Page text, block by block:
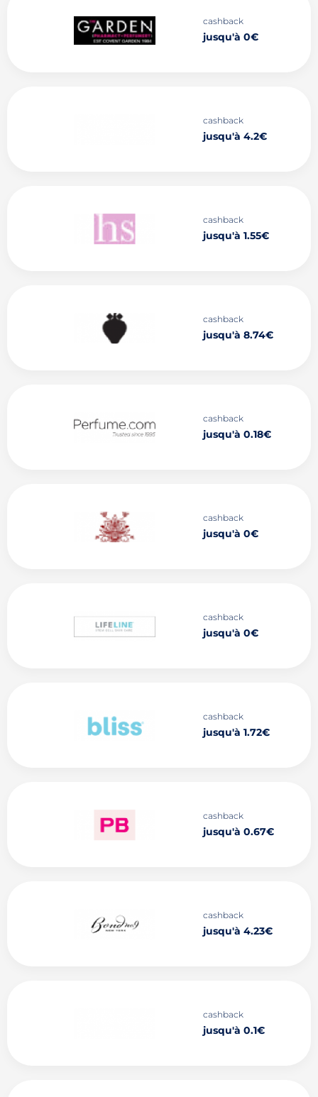
cashback
jusqu'à 0€
cashback
jusqu'à 4.2€
cashback
jusqu'à 1.55€
cashback
jusqu'à 8.74€
cashback
jusqu'à 0.18€
cashback
jusqu'à 0€
cashback
jusqu'à 0€
cashback
jusqu'à 1.72€
cashback
jusqu'à 0.67€
cashback
jusqu'à 4.23€
cashback
jusqu'à 0.1€